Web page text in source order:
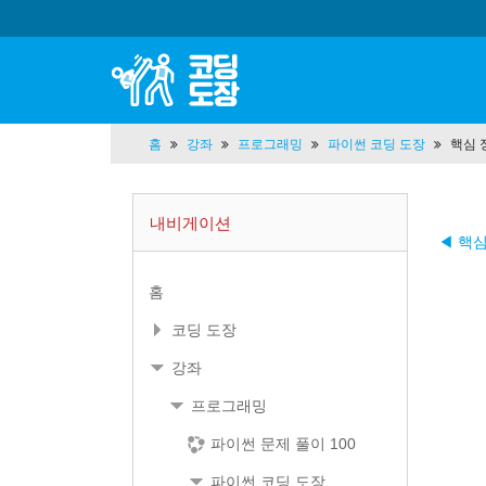
홈 강좌 프로그래밍 파이썬 코딩 도장 핵심
◀ 핵
내비게이션
홈
코딩 도장
강좌
프로그래밍
파이썬 문제 풀이 100
파이썬 코딩 도장